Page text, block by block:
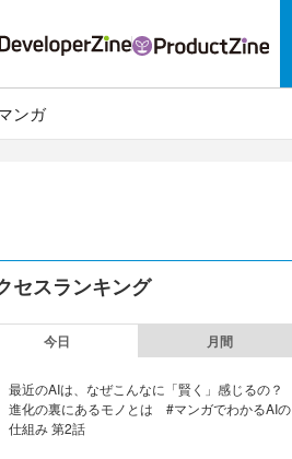
ンガ
セスランキング
今日 月間
最近のAIは、なぜこんなに「賢く」感じるの？
進化の裏にあるモノとは #マンガでわかるAIの
仕組み 第2話